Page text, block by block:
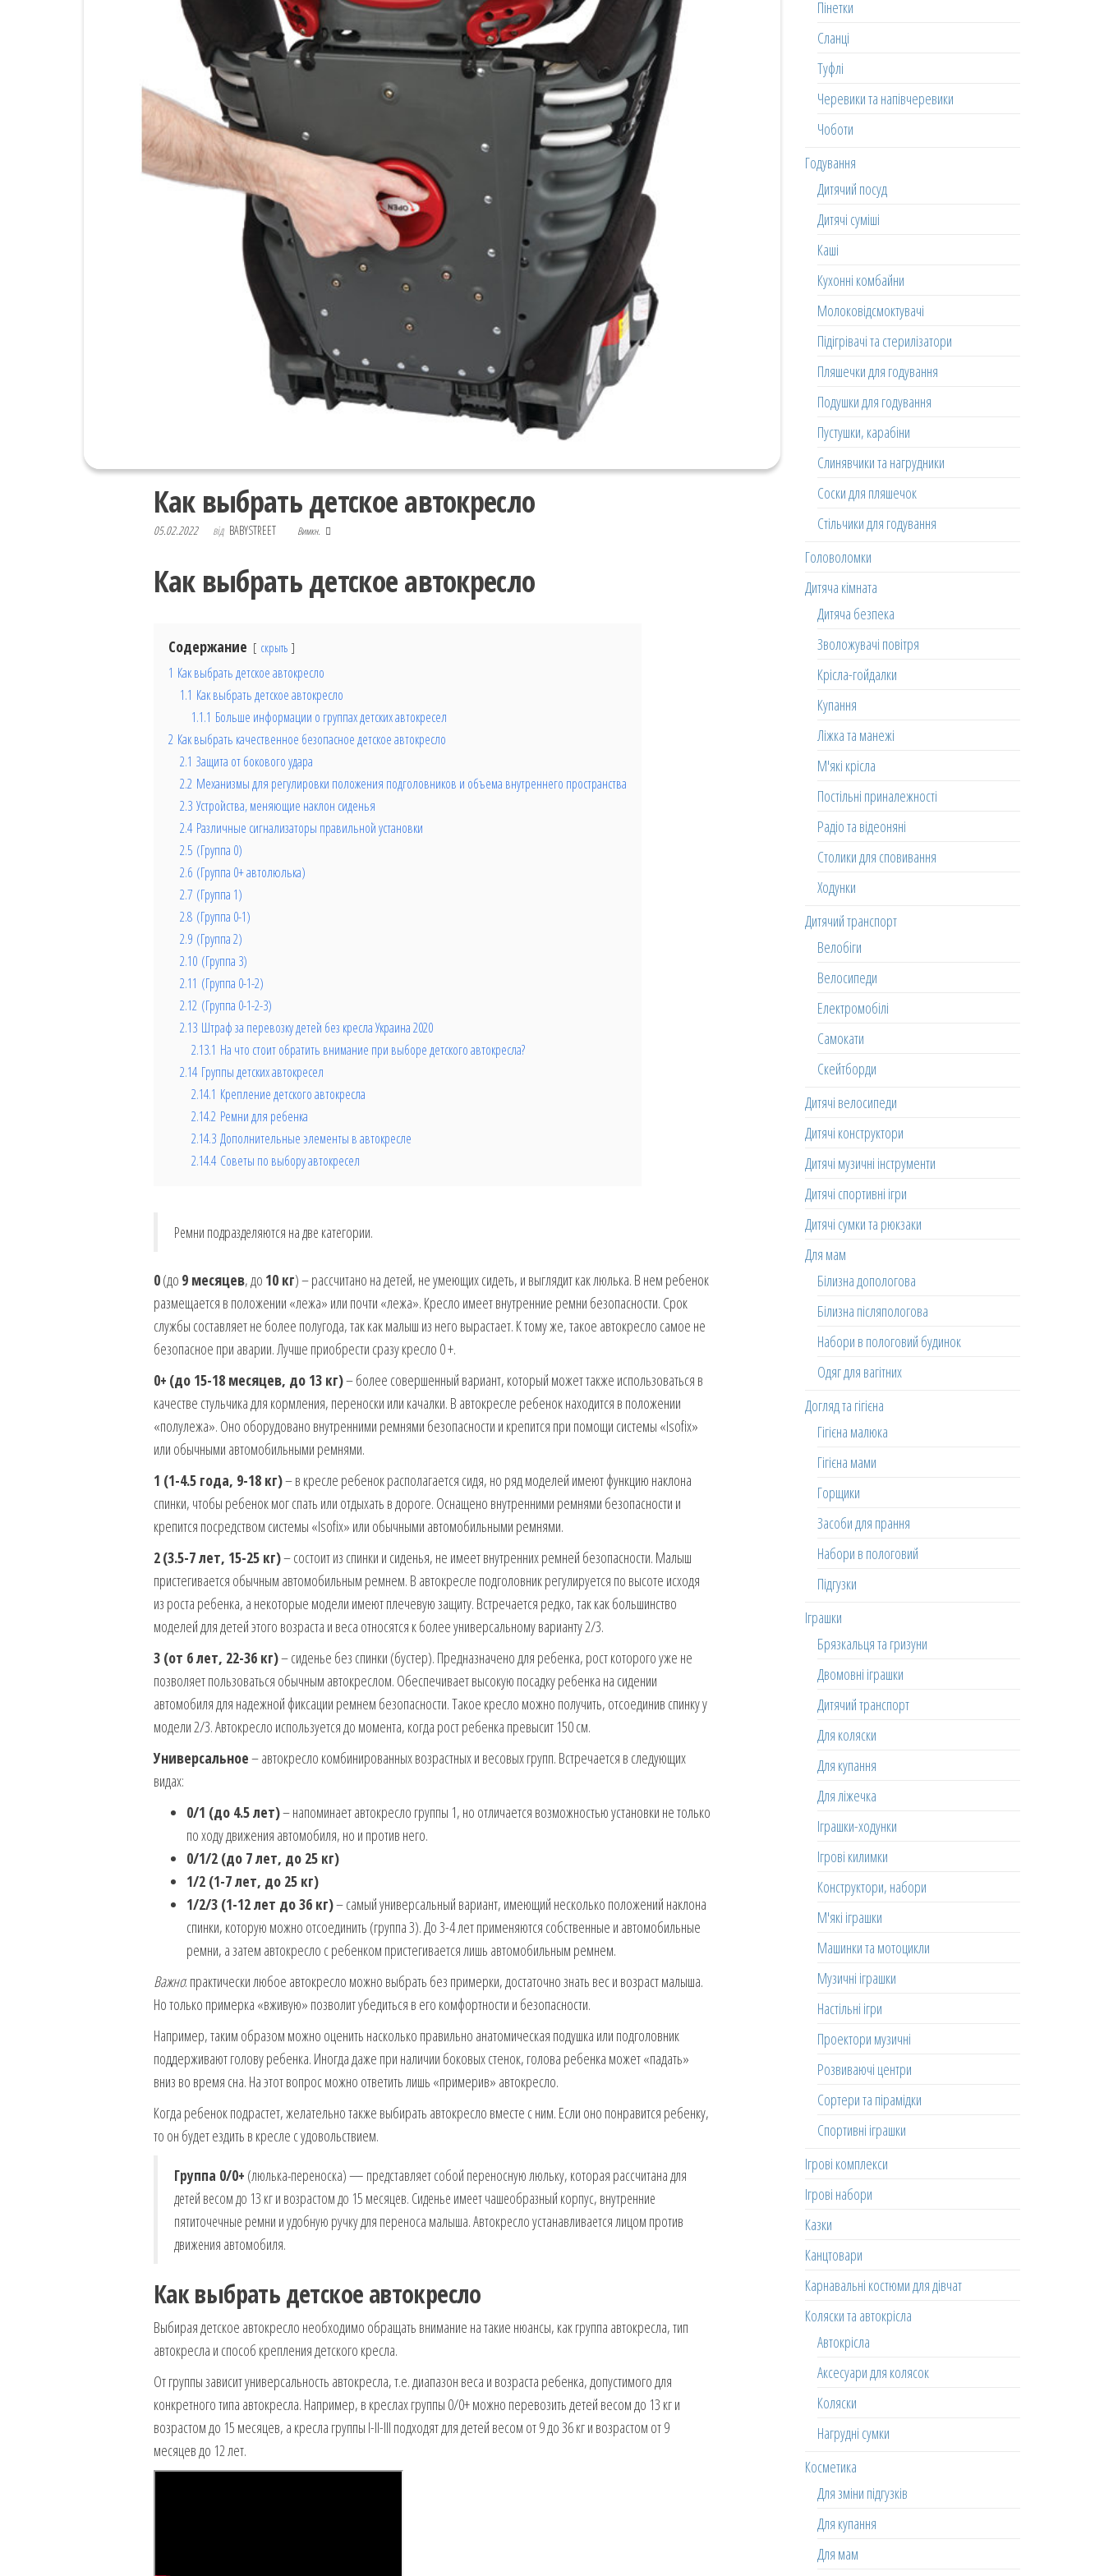
Как выбрать детское автокресло
05.02.2022 від BABYSTREET Вимкн.
Как выбрать детское автокресло
Содержание скрыть
1 Как выбрать детское автокресло
1.1 Как выбрать детское автокресло
1.1.1 Больше информации о группах детских автокресел
2 Как выбрать качественное безопасное детское автокресло
2.1 Защита от бокового удара
2.2 Механизмы для регулировки положения подголовников и объема внутреннего пространства
2.3 Устройства, меняющие наклон сиденья
2.4 Различные сигнализаторы правильной установки
2.5 (Группа 0)
2.6 (Группа 0+ автолюлька)
2.7 (Группа 1)
2.8 (Группа 0-1)
2.9 (Группа 2)
2.10 (Группа 3)
2.11 (Группа 0-1-2)
2.12 (Группа 0-1-2-3)
2.13 Штраф за перевозку детей без кресла Украина 2020
2.13.1 На что стоит обратить внимание при выборе детского автокресла?
2.14 Группы детских автокресел
2.14.1 Крепление детского автокресла
2.14.2 Ремни для ребенка
2.14.3 Дополнительные элементы в автокресле
2.14.4 Советы по выбору автокресел
Ремни подразделяются на две категории.
0(до 9 месяцев, до 10 кг) – рассчитано на детей, не умеющих сидеть, и выглядит как люлька. В нем ребенок
размещается в положении «лежа» или почти «лежа». Кресло имеет внутренние ремни безопасности. Срок
службы составляет не более полугода, так как малыш из него вырастает. К тому же, такое автокресло самое не
безопасное при аварии. Лучше приобрести сразу кресло 0 +.
0+ (до 15-18 месяцев, до 13 кг)– более совершенный вариант, который может также использоваться в
качестве стульчика для кормления, переноски или качалки. В автокресле ребенок находится в положении
«полулежа». Оно оборудовано внутренними ремнями безопасности и крепится при помощи системы «Isofix»
или обычными автомобильными ремнями.
1 (1-4.5 года, 9-18 кг)– в кресле ребенок располагается сидя, но ряд моделей имеют функцию наклона
спинки, чтобы ребенок мог спать или отдыхать в дороге. Оснащено внутренними ремнями безопасности и
крепится посредством системы «Isofix» или обычными автомобильными ремнями.
2(3.5-7 лет, 15-25 кг)– состоит из спинки и сиденья, не имеет внутренних ремней безопасности. Малыш
пристегивается обычным автомобильным ремнем. В автокресле подголовник регулируется по высоте исходя
из роста ребенка, а некоторые модели имеют плечевую защиту. Встречается редко, так как большинство
моделей для детей этого возраста и веса относятся к более универсальному варианту 2/3.
3 (от 6 лет, 22-36 кг)– сиденье без спинки (бустер). Предназначено для ребенка, рост которого уже не
позволяет пользоваться обычным автокреслом. Обеспечивает высокую посадку ребенка на сидении
автомобиля для надежной фиксации ремнем безопасности. Такое кресло можно получить, отсоединив спинку у
модели 2/3. Автокресло используется до момента, когда рост ребенка превысит 150 см.
Универсальное– автокресло комбинированных возрастных и весовых групп. Встречается в следующих
видах:
0/1 (до 4.5 лет)– напоминает автокресло группы 1, но отличается возможностью установки не только
по ходу движения автомобиля, но и против него.
0/1/2 (до 7 лет, до 25 кг)
1/2 (1-7 лет, до 25 кг)
1/2/3 (1-12 лет до 36 кг)– самый универсальный вариант, имеющий несколько положений наклона
спинки, которую можно отсоединить (группа 3). До 3-4 лет применяются собственные и автомобильные
ремни, а затем автокресло с ребенком пристегивается лишь автомобильным ремнем.
Важно: практически любое автокресло можно выбрать без примерки, достаточно знать вес и возраст малыша.
Но только примерка «вживую» позволит убедиться в его комфортности и безопасности.
Например, таким образом можно оценить насколько правильно анатомическая подушка или подголовник
поддерживают голову ребенка. Иногда даже при наличии боковых стенок, голова ребенка может «падать»
вниз во время сна. На этот вопрос можно ответить лишь «примерив» автокресло.
Когда ребенок подрастет, желательно также выбирать автокресло вместе с ним. Если оно понравится ребенку,
то он будет ездить в кресле с удовольствием.
Группа 0/0+ (люлька-переноска) — представляет собой переносную люльку, которая рассчитана для
детей весом до 13 кг и возрастом до 15 месяцев. Сиденье имеет чашеобразный корпус, внутренние
пятиточечные ремни и удобную ручку для переноса малыша. Автокресло устанавливается лицом против
движения автомобиля.
Как выбрать детское автокресло
Выбирая детское автокресло необходимо обращать внимание на такие нюансы, как группа автокресла, тип
автокресла и способ крепления детского кресла.
От группы зависит универсальность автокресла, т.е. диапазон веса и возраста ребенка, допустимого для
конкретного типа автокресла. Например, в креслах группы 0/0+ можно перевозить детей весом до 13 кг и
возрастом до 15 месяцев, а кресла группы I-II-III подходят для детей весом от 9 до 36 кг и возрастом от 9
месяцев до 12 лет.
Пінетки
Сланці
Туфлі
Черевики та напівчеревики
Чоботи
Годування
Дитячий посуд
Дитячі суміші
Каші
Кухонні комбайни
Молоковідсмоктувачі
Підігрівачі та стерилізатори
Пляшечки для годування
Подушки для годування
Пустушки, карабіни
Слинявчики та нагрудники
Соски для пляшечок
Стільчики для годування
Головоломки
Дитяча кімната
Дитяча безпека
Зволожувачі повітря
Крісла-гойдалки
Купання
Ліжка та манежі
М'які крісла
Постільні приналежності
Радіо та відеоняні
Столики для сповивання
Ходунки
Дитячий транспорт
Велобіги
Велосипеди
Електромобілі
Самокати
Скейтборди
Дитячі велосипеди
Дитячі конструктори
Дитячі музичні інструменти
Дитячі спортивні ігри
Дитячі сумки та рюкзаки
Для мам
Білизна допологова
Білизна післяпологова
Набори в пологовий будинок
Одяг для вагітних
Догляд та гігієна
Гігієна малюка
Гігієна мами
Горщики
Засоби для прання
Набори в пологовий
Підгузки
Іграшки
Брязкальця та гризуни
Двомовні іграшки
Дитячий транспорт
Для коляски
Для купання
Для ліжечка
Іграшки-ходунки
Ігрові килимки
Конструктори, набори
М'які іграшки
Машинки та мотоцикли
Музичні іграшки
Настільні ігри
Проектори музичні
Розвиваючі центри
Сортери та пірамідки
Спортивні іграшки
Ігрові комплекси
Ігрові набори
Казки
Канцтовари
Карнавальні костюми для дівчат
Коляски та автокрісла
Автокрісла
Аксесуари для колясок
Коляски
Нагрудні сумки
Косметика
Для зміни підгузків
Для купання
Для мам